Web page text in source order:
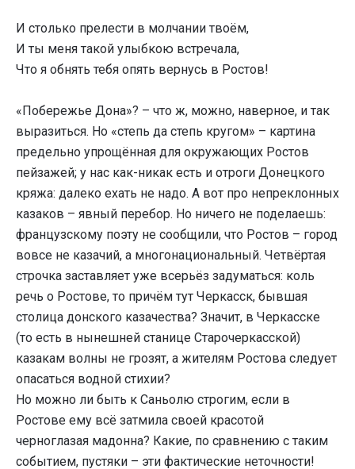
И столько прелести в молчании твоём,
И ты меня такой улыбкою встречала,
Что я обнять тебя опять вернусь в Ростов!
«Побережье Дона»? – что ж, можно, наверное, и так
выразиться. Но «степь да степь кругом» – картина
предельно упрощённая для окружающих Ростов
пейзажей; у нас как-никак есть и отроги Донецкого
кряжа: далеко ехать не надо. А вот про непреклонных
казаков – явный перебор. Но ничего не поделаешь:
французскому поэту не сообщили, что Ростов – город
вовсе не казачий, а многонациональный. Четвёртая
строчка заставляет уже всерьёз задуматься: коль
речь о Ростове, то причём тут Черкасск, бывшая
столица донского казачества? Значит, в Черкасске
(то есть в нынешней станице Старочеркасской)
казакам волны не грозят, а жителям Ростова следует
опасаться водной стихии?
Но можно ли быть к Саньолю строгим, если в
Ростове ему всё затмила своей красотой
черноглазая мадонна? Какие, по сравнению с таким
событием, пустяки – эти фактические неточности!